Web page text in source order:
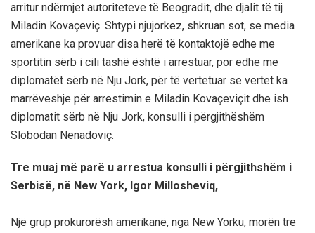
arritur ndërmjet autoriteteve të Beogradit, dhe djalit të tij
Miladin Kovaçeviç. Shtypi njujorkez, shkruan sot, se media
amerikane ka provuar disa herë të kontaktojë edhe me
sportitin sërb i cili tashë është i arrestuar, por edhe me
diplomatët sërb në Nju Jork, për të vertetuar se vërtet ka
marrëveshje për arrestimin e Miladin Kovaçeviçit dhe ish
diplomatit sërb në Nju Jork, konsulli i përgjithëshëm
Slobodan Nenadoviç.
Tre muaj më parë u arrestua konsulli i përgjithshëm i
Serbisë, në New York, Igor Millosheviq,
Një grup prokurorësh amerikanë, nga New Yorku, morën tre